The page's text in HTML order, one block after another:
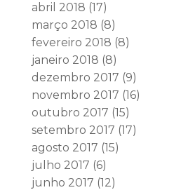
abril 2018 (17)
março 2018 (8)
fevereiro 2018 (8)
janeiro 2018 (8)
dezembro 2017 (9)
novembro 2017 (16)
outubro 2017 (15)
setembro 2017 (17)
agosto 2017 (15)
julho 2017 (6)
junho 2017 (12)